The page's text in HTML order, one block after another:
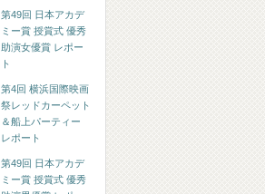
第49回 日本アカデ
ミー賞 授賞式 優秀
助演女優賞 レポー
ト
第4回 横浜国際映画
祭レッドカーペット
＆船上パーティー
レポート
第49回 日本アカデ
ミー賞 授賞式 優秀